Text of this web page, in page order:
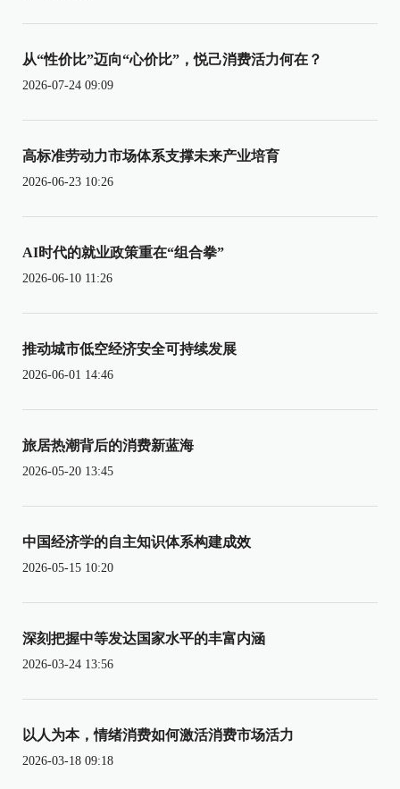
从“性价比”迈向“心价比”，悦己消费活力何在？
2026-07-24 09:09
高标准劳动力市场体系支撑未来产业培育
2026-06-23 10:26
AI时代的就业政策重在“组合拳”
2026-06-10 11:26
推动城市低空经济安全可持续发展
2026-06-01 14:46
旅居热潮背后的消费新蓝海
2026-05-20 13:45
中国经济学的自主知识体系构建成效
2026-05-15 10:20
深刻把握中等发达国家水平的丰富内涵
2026-03-24 13:56
以人为本，情绪消费如何激活消费市场活力
2026-03-18 09:18